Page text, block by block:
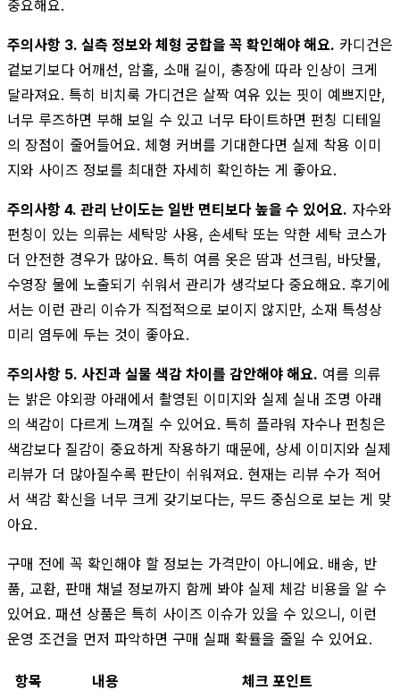
중요해요.
주의사항 3. 실측 정보와 체형 궁합을 꼭 확인해야 해요. 카디건은
겉보기보다 어깨선, 암홀, 소매 길이, 총장에 따라 인상이 크게
달라져요. 특히 비치룩 가디건은 살짝 여유 있는 핏이 예쁘지만,
너무 루즈하면 부해 보일 수 있고 너무 타이트하면 펀칭 디테일
의 장점이 줄어들어요. 체형 커버를 기대한다면 실제 착용 이미
지와 사이즈 정보를 최대한 자세히 확인하는 게 좋아요.
주의사항 4. 관리 난이도는 일반 면티보다 높을 수 있어요. 자수와
펀칭이 있는 의류는 세탁망 사용, 손세탁 또는 약한 세탁 코스가
더 안전한 경우가 많아요. 특히 여름 옷은 땀과 선크림, 바닷물,
수영장 물에 노출되기 쉬워서 관리가 생각보다 중요해요. 후기에
서는 이런 관리 이슈가 직접적으로 보이지 않지만, 소재 특성상
미리 염두에 두는 것이 좋아요.
주의사항 5. 사진과 실물 색감 차이를 감안해야 해요. 여름 의류
는 밝은 야외광 아래에서 촬영된 이미지와 실제 실내 조명 아래
의 색감이 다르게 느껴질 수 있어요. 특히 플라워 자수나 펀칭은
색감보다 질감이 중요하게 작용하기 때문에, 상세 이미지와 실제
리뷰가 더 많아질수록 판단이 쉬워져요. 현재는 리뷰 수가 적어
서 색감 확신을 너무 크게 갖기보다는, 무드 중심으로 보는 게 맞
아요.
구매 전에 꼭 확인해야 할 정보는 가격만이 아니에요. 배송, 반
품, 교환, 판매 채널 정보까지 함께 봐야 실제 체감 비용을 알 수
있어요. 패션 상품은 특히 사이즈 이슈가 있을 수 있으니, 이런
운영 조건을 먼저 파악하면 구매 실패 확률을 줄일 수 있어요.
항목 내용
체크 포인트